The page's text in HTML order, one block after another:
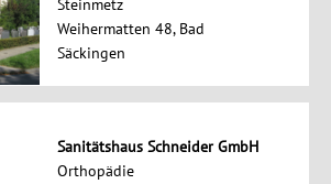
Steinmetz
Weihermatten 48, Bad
Säckingen
Sanitätshaus Schneider GmbH
Orthopädie